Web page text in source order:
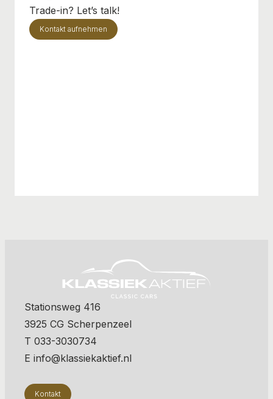
Trade-in? Let’s talk!
Kontakt aufnehmen
Stationsweg 416
3925 CG Scherpenzeel
T 033-3030734
E info@klassiekaktief.nl
Kontakt